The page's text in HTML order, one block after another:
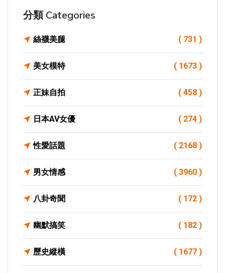
分類 Categories
絲襪美腿 ( 731 )
美女模特 ( 1673 )
正妹自拍 ( 458 )
日本AV女優 ( 274 )
性愛話題 ( 2168 )
男女情感 ( 3960 )
八卦奇聞 ( 172 )
幽默搞笑 ( 182 )
歷史縱橫 ( 1677 )